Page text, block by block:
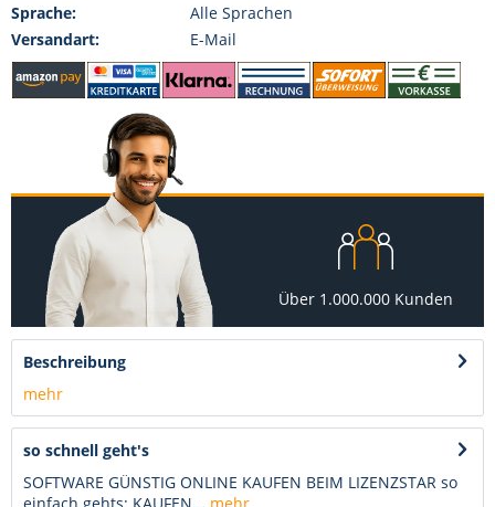
Sprache:
Alle Sprachen
Versandart:
E-Mail
Über 1.000.000 Kunden
Beschreibung
mehr
so schnell geht's
SOFTWARE GÜNSTIG ONLINE KAUFEN BEIM LIZENZSTAR so